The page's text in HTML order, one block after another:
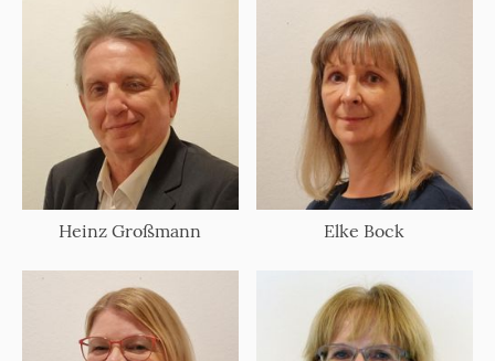
Heinz Großmann Elke Bock